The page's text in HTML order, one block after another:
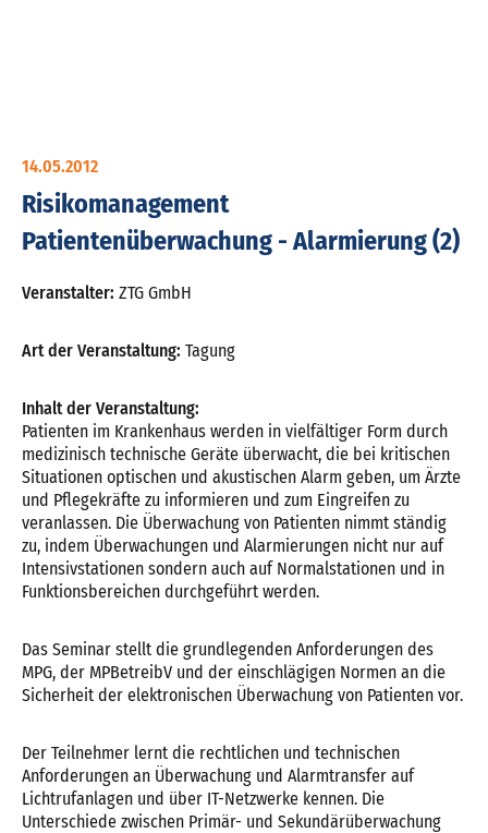
14.05.2012
Risikomanagement
Patientenüberwachung - Alarmierung (2)
Veranstalter: ZTG GmbH
Art der Veranstaltung: Tagung
Inhalt der Veranstaltung:
Patienten im Krankenhaus werden in vielfältiger Form durch
medizinisch technische Geräte überwacht, die bei kritischen
Situationen optischen und akustischen Alarm geben, um Ärzte
und Pflegekräfte zu informieren und zum Eingreifen zu
veranlassen. Die Überwachung von Patienten nimmt ständig
zu, indem Überwachungen und Alarmierungen nicht nur auf
Intensivstationen sondern auch auf Normalstationen und in
Funktionsbereichen durchgeführt werden.
Das Seminar stellt die grundlegenden Anforderungen des
MPG, der MPBetreibV und der einschlägigen Normen an die
Sicherheit der elektronischen Überwachung von Patienten vor.
Der Teilnehmer lernt die rechtlichen und technischen
Anforderungen an Überwachung und Alarmtransfer auf
Lichtrufanlagen und über IT-Netzwerke kennen. Die
Unterschiede zwischen Primär- und Sekundärüberwachung